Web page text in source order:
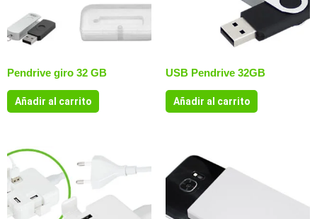
Pendrive giro 32 GB
Añadir al carrito
USB Pendrive 32GB
Añadir al carrito